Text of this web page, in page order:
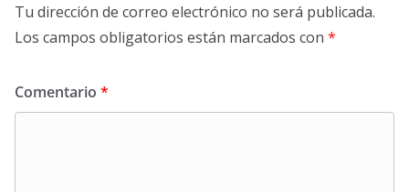
Tu dirección de correo electrónico no será publicada.
Los campos obligatorios están marcados con *
Comentario *